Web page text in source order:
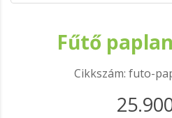
Fűtő
Cikkszám: futo-